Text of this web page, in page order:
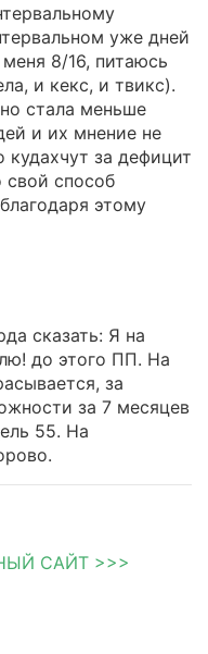
уже дней
8/16, питаюсь
и кекс, и твикс).
стала меньше
и их мнение не
кудахчут за дефицит
свой способ
этому
сказать: Я на
до этого ПП. На
за
за 7 месяцев
55. На
САЙТ >>>